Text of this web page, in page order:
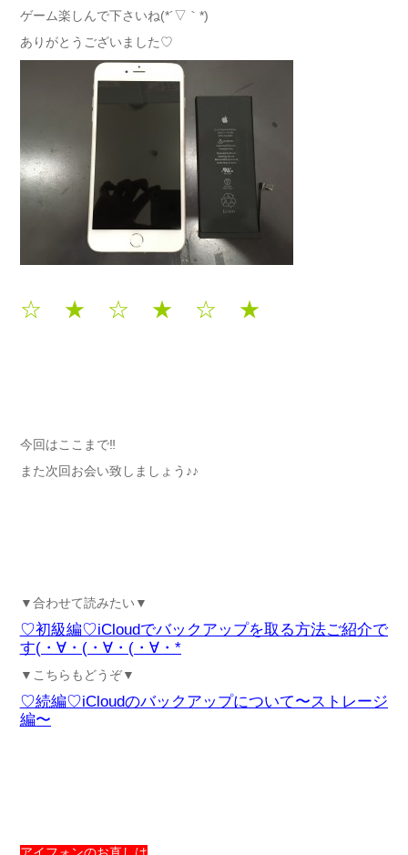
ゲーム楽しんで下さいね(*´▽｀*)
ありがとうございました♡
☆ ★ ☆ ★ ☆ ★
今回はここまで‼︎
また次回お会い致しましょう♪♪
▼合わせて読みたい▼
♡初級編♡iCloudでバックアップを取る方法ご紹介で
す(・∀・(・∀・(・∀・*
▼こちらもどうぞ▼
♡続編♡iCloudのバックアップについて〜ストレージ
編〜